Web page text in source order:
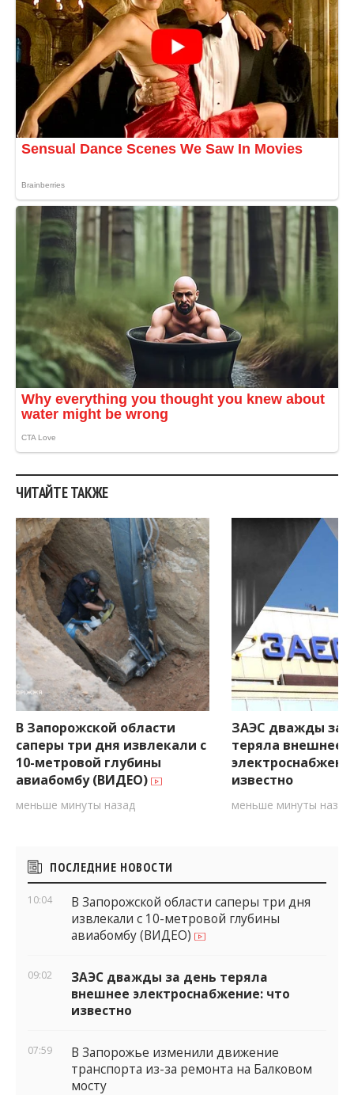
ЧИТАЙТЕ ТАКЖЕ
В Запорожской области
саперы три дня извлекали с
10-метровой глубины
авиабомбу (ВИДЕО)
меньше минуты назад
ЗАЭС дважды за
теряла внешнее
известно
меньше минуты назад
Боковые
виджеты
ПОСЛЕДНИЕ НОВОСТИ
10:04
В Запорожской области саперы три дня
извлекали с 10-метровой глубины
авиабомбу (ВИДЕО)
09:02
ЗАЭС дважды за день теряла
внешнее электроснабжение: что
известно
07:59
В Запорожье изменили движение
транспорта из-за ремонта на Балковом
мосту